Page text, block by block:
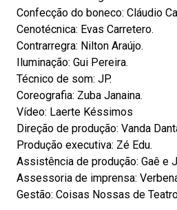
Confecção do boneco: Cláudio
Cenotécnica: Evas Carretero.
Contrarregra: Nilton Araújo.
Iluminação: Gui Pereira.
Técnico de som: JP.
Coreografia: Zuba Janaina.
Vídeo: Laerte Késsimos
Direção de produção: Vanda
Produção executiva: Zé Edu.
Assistência de produção: Gaê e
Assessoria de imprensa:
Gestão: Coisas Nossas de